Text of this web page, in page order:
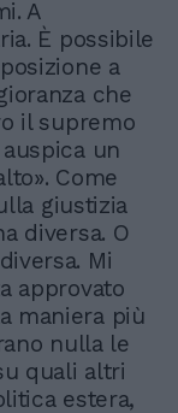
A
È possibile
a
che
il supremo
un
Come
giustizia
diversa. O
Mi
approvato
maniera più
nulla le
quali altri
estera,